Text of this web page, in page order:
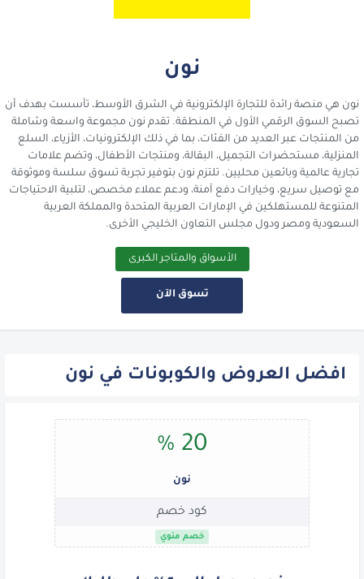
نون
نون هي منصة رائدة للتجارة الإلكترونية في الشرق الأوسط، تأسست بهدف أن
تصبح السوق الرقمي الأول في المنطقة. تقدم نون مجموعة واسعة وشاملة
من المنتجات عبر العديد من الفئات، بما في ذلك الإلكترونيات، الأزياء، السلع
المنزلية، مستحضرات التجميل، البقالة، ومنتجات الأطفال، وتضم علامات
تجارية عالمية وبائعين محليين. تلتزم نون بتوفير تجربة تسوق سلسة وموثوقة
مع توصيل سريع، وخيارات دفع آمنة، ودعم عملاء مخصص، لتلبية الاحتياجات
المتنوعة للمستهلكين في الإمارات العربية المتحدة والمملكة العربية
السعودية ومصر ودول مجلس التعاون الخليجي الأخرى.
الأسواق والمتاجر الكبرى
تسوق الآن
افضل العروض والكوبونات في نون
20 %
نون
كود خصم
خصم مئوي